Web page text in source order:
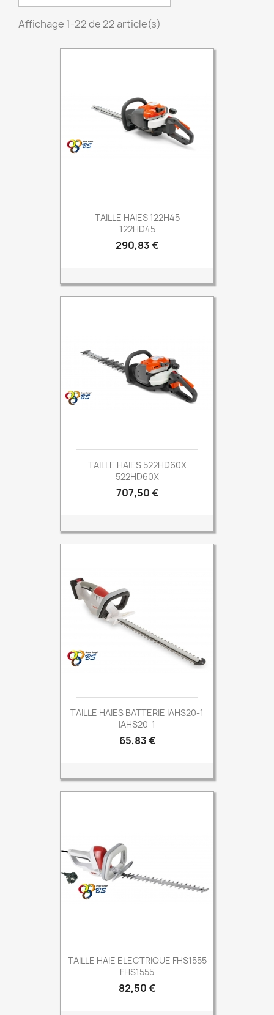
Affichage 1-22 de 22 article(s)
TAILLE HAIES 122H45
122HD45
Prix
290,83 €
TAILLE HAIES 522HD60X
522HD60X
Prix
707,50 €
TAILLE HAIES BATTERIE IAHS20-1
IAHS20-1
Prix
65,83 €
TAILLE HAIE ELECTRIQUE FHS1555
FHS1555
Prix
82,50 €